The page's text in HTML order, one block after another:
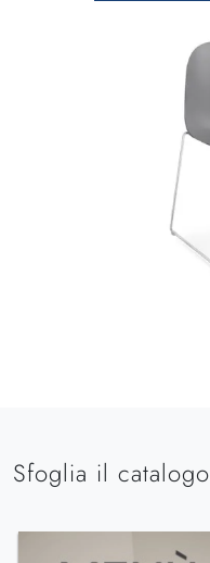
Sfoglia il catalogo